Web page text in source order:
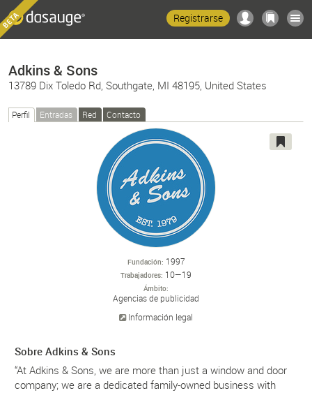
Registrarse
Adkins & Sons
13789 Dix Toledo Rd, Southgate, MI 48195, United States
Perfil Entradas Red Contacto
Fundación 1997
Trabajadores 10—19
Ámbito
Agencias de publicidad
Información legal
Sobre Adkins & Sons
“At Adkins & Sons, we are more than just a window and door
company; we are a dedicated family-owned business with